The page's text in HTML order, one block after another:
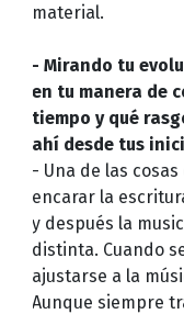
material.
- Mirando tu
en tu manera de
tiempo y qué
ahí desde tus
- Una de las
encarar la
y después la
distinta. Cuando
ajustarse a la
Aunque siempre